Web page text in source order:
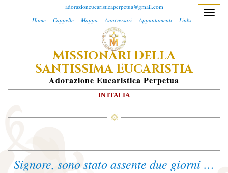
adorazioneucaristicaperpetua@gmail.com
Home
Cappelle Mappa Anniversari Appuntamenti Links
MISSIONARI DELLA
SANTISSIMA EUCARISTIA
ADorazione EUcaristica PErpetua
IN ITALIA
T
n
v
a
t
Signore, sono stato assente due giorni …